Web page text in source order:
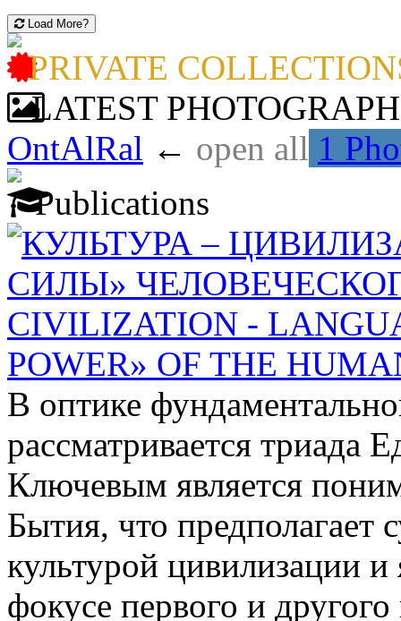
Load More?
PRIVATE
LATEST
OntAlRal ← open all 1
Publications
КУЛЬТУРА –
СИЛЫ»
CIVILIZATION -
POWER» OF THE
В оптике
рассматривается триада
Ключевым является
Бытия, что
культурой цивилизации и
фокусе первого и